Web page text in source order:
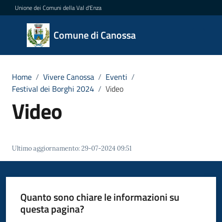
Vai al contenuto
Vai alla navigazione
Vai al footer
Unione dei Comuni della Val d'Enza
Comune di Canossa
Comune
di
Amministrazione
Servizi
Canossa
Menu selezionato
Home / Vivere Canossa / Eventi /
Festival dei Borghi 2024 / Video
Video
Ultimo aggiornamento:29-07-2024 09:51
Quanto sono chiare le informazioni su
questa pagina?